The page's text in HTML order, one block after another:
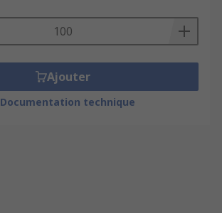
Ajouter
Documentation technique